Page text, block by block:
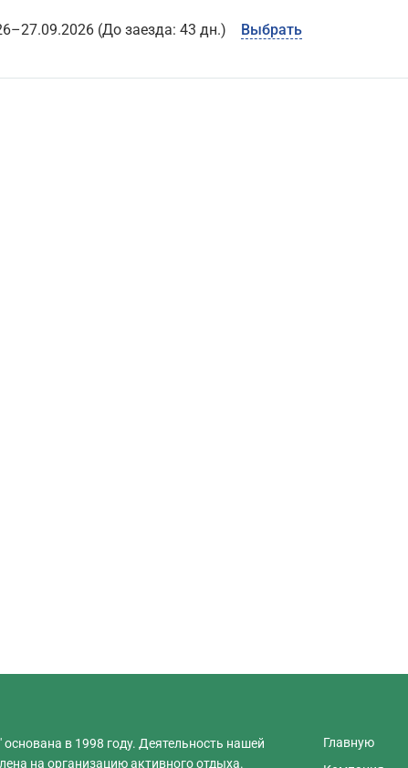
(До заезда: 43 дн.) Выбрать
в 1998 году. Деятельность нашей
на организацию активного отдыха.
Главную